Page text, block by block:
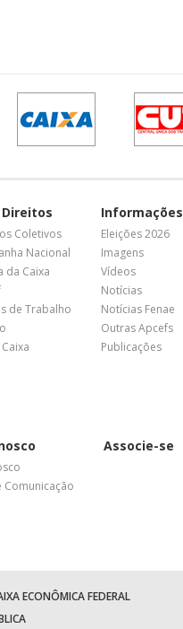
Direitos
Coletivos
Nacional
da Caixa
de Trabalho
Informações
Eleições 2026
Imagens
Vídeos
Notícias
Notícias Fenae
Outras Apcefs
Publicações
Comunicação
Associe-se
ECONÔMICA FEDERAL